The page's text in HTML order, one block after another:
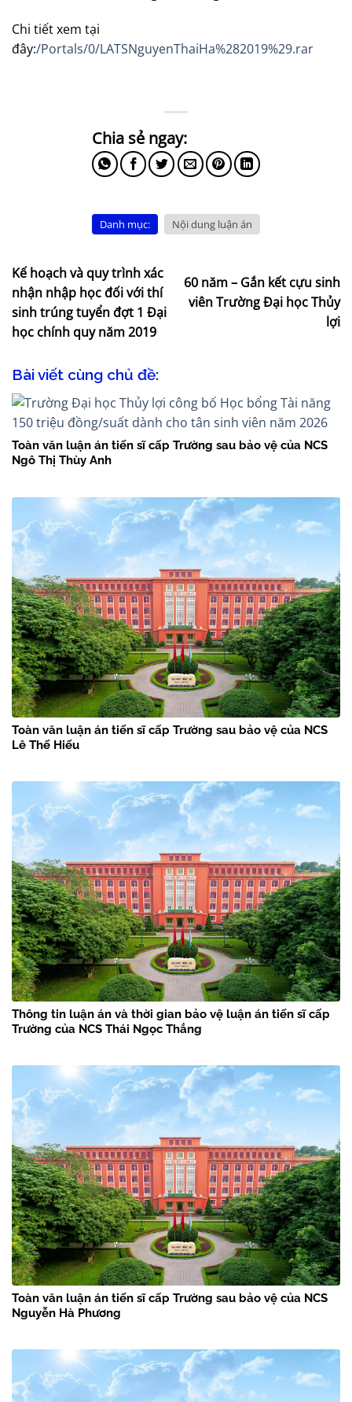
Chi tiết xem tại
đây:/Portals/0/LATSNguyenThaiHa%282019%29.rar
Danh mục: Nội dung luận án
Kế hoạch và quy trình xác
nhận nhập học đối với thí
sinh trúng tuyển đợt 1 Đại
học chính quy năm 2019
60 năm – Gắn kết cựu sinh
viên Trường Đại học Thủy
lợi
Bài viết cùng chủ đề:
Toàn văn luận án tiến sĩ cấp Trường sau bảo vệ của NCS
Ngô Thị Thùy Anh
Toàn văn luận án tiến sĩ cấp Trường sau bảo vệ của NCS
Lê Thế Hiếu
Thông tin luận án và thời gian bảo vệ luận án tiến sĩ cấp
Trường của NCS Thái Ngọc Thắng
Toàn văn luận án tiến sĩ cấp Trường sau bảo vệ của NCS
Nguyễn Hà Phương